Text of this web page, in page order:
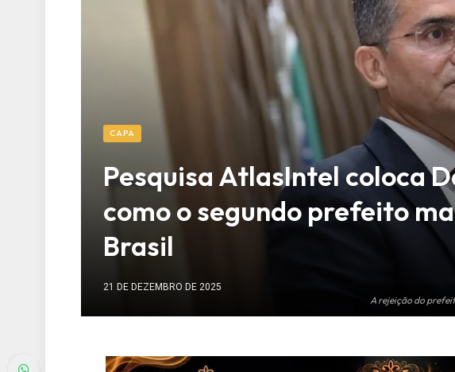
A rejeição do
CAPA
Pesquisa AtlasIntel coloca
como o segundo prefeito
Brasil
21 DE DEZEMBRO DE 2025